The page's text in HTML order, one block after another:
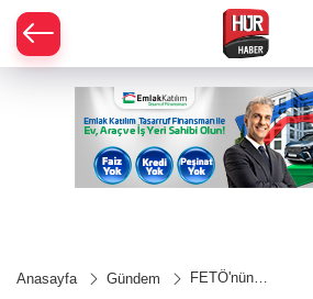
Anasayfa Gündem
FETÖ'nün